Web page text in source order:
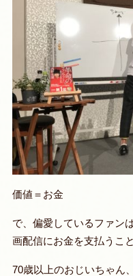
価値＝お金
で、偏愛しているファン
画配信にお金を支払うこ
70歳以上のおじいちゃん